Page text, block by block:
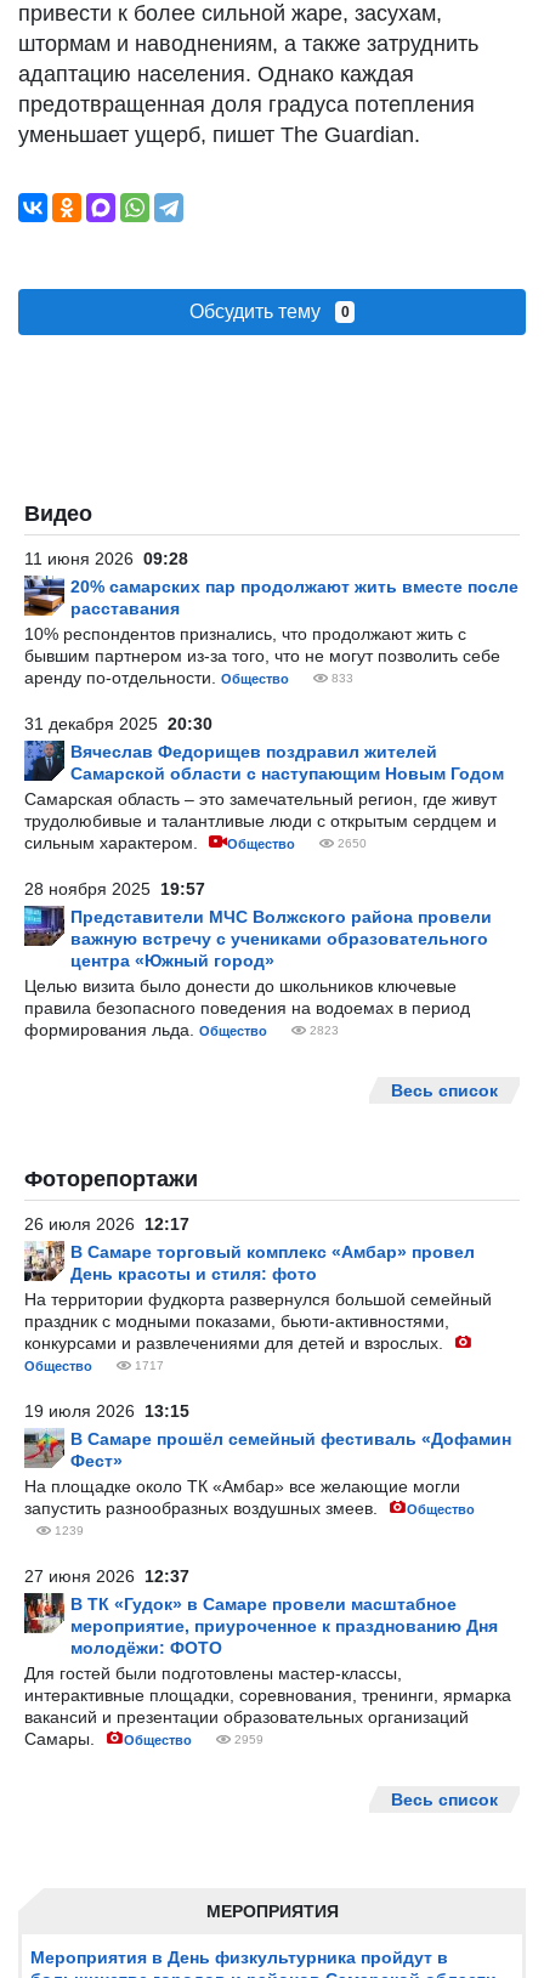
МЕРОПРИЯТИЯ
Мероприятия в День физкультурника пройдут в
привести к более сильной жаре, засухам,
штормам и наводнениям, а также затруднить
адаптацию населения. Однако каждая
предотвращенная доля градуса потепления
уменьшает ущерб, пишет The Guardian.
Обсудить тему 0
Видео
11 июня 2026 09:28
20% самарских пар продолжают жить вместе после
расставания
10% респондентов признались, что продолжают жить с
бывшим партнером из-за того, что не могут позволить себе
аренду по-отдельности.
Общество 833
31 декабря 2025 20:30
Вячеслав Федорищев поздравил жителей
Самарской области с наступающим Новым Годом
Самарская область – это замечательный регион, где живут
трудолюбивые и талантливые люди с открытым сердцем и
сильным характером.
Общество 2650
28 ноября 2025 19:57
Представители МЧС Волжского района провели
важную встречу с учениками образовательного
центра «Южный город»
Целью визита было донести до школьников ключевые
правила безопасного поведения на водоемах в период
формирования льда.
Общество 2823
Весь список
Фоторепортажи
26 июля 2026 12:17
В Самаре торговый комплекс «Амбар» провел
День красоты и стиля: фото
На территории фудкорта развернулся большой семейный
праздник с модными показами, бьюти-активностями,
конкурсами и развлечениями для детей и взрослых.
Общество 1717
19 июля 2026 13:15
В Самаре прошёл семейный фестиваль «Дофамин
Фест»
На площадке около ТК «Амбар» все желающие могли
запустить разнообразных воздушных змеев.
Общество
1239
27 июня 2026 12:37
В ТК «Гудок» в Самаре провели масштабное
мероприятие, приуроченное к празднованию Дня
молодёжи: ФОТО
Для гостей были подготовлены мастер-классы,
интерактивные площадки, соревнования, тренинги, ярмарка
вакансий и презентации образовательных организаций
Самары.
Общество 2959
Весь список